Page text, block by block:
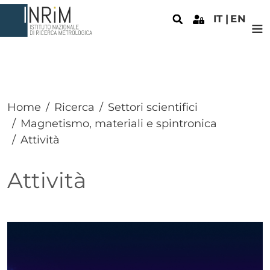
Salta al contenuto principale
IT EN
Home Ricerca
Settori scientifici
Magnetismo, materiali e spintronica
Attività
Attività